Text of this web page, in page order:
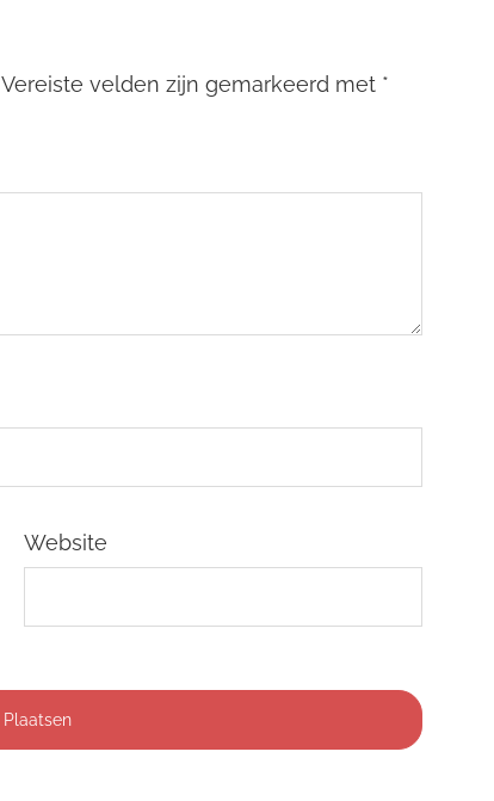
Vereiste velden zijn gemarkeerd met *
Website